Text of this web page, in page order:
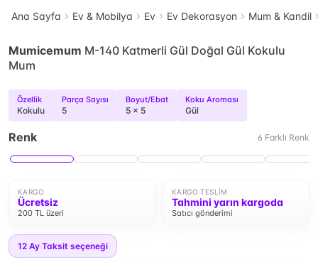
Ana Sayfa Ev & Mobilya Ev Ev Dekorasyon Mum & Kandil
Mumicemum M-140 Katmerli Gül Doğal Gül Kokulu
Mum
Özellik
Kokulu
Parça Sayısı
5
Boyut/Ebat
5 x 5
Koku Aroması
Gül
Renk 6 Farklı Renk
KARGO
Ücretsiz
200 TL üzeri
KARGO TESLIM
Tahmini yarın kargoda
Satıcı gönderimi
12 Ay Taksit seçeneği